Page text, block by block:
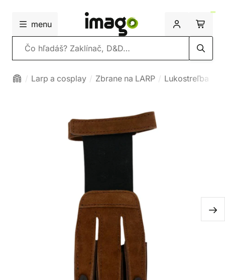
menu
Vyhľadávanie
Larp a cosplay Zbrane na LARP Lukostreľba